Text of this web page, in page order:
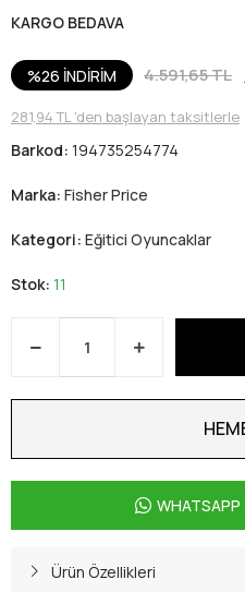
KARGO BEDAVA
%26 İNDİRİM 4.591,65 TL
281,94 TL 'den başlayan taksitlerle
Barkod: 194735254774
Marka: Fisher Price
Kategori: Eğitici Oyuncaklar
Stok: 11
WHATSAPP
Ürün Özellikleri